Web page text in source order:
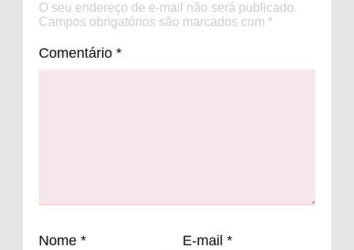
O seu endereço de e-mail não será publicado.
Campos obrigatórios são marcados com *
Comentário *
Nome * E-mail *